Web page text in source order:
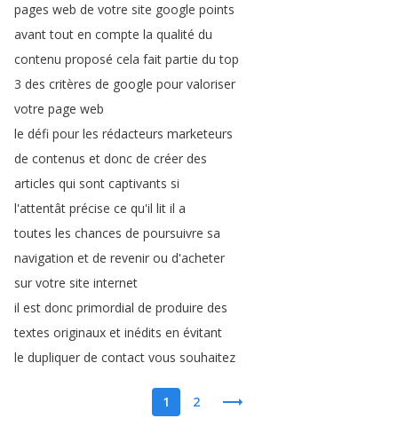
pages web de votre site google points
avant tout en compte la qualité du
contenu proposé cela fait partie du top
3 des critères de google pour valoriser
votre page web
le défi pour les rédacteurs marketeurs
de contenus et donc de créer des
articles qui sont captivants si
l'attentât précise ce qu'il lit il a
toutes les chances de poursuivre sa
navigation et de revenir ou d'acheter
sur votre site internet
il est donc primordial de produire des
textes originaux et inédits en évitant
le dupliquer de contact vous souhaitez
1 2